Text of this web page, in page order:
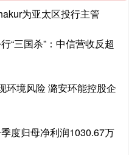
为亚太区投行主管
“三国杀”：中信营收反超
环境风险 潞安环能控股企
度归母净利润1030.67万